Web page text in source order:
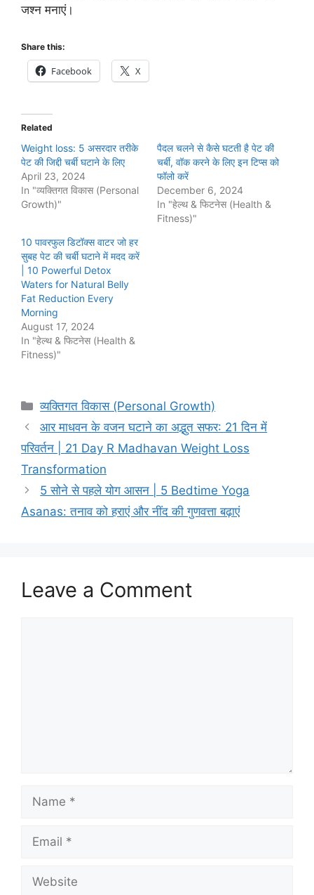
जश्न मनाएं।
Share this:
Facebook X
Related
Weight loss: 5 असरदार तरीके
पेट की जिद्दी चर्बी घटाने के लिए
April 23, 2024
In "व्यक्तिगत विकास (Personal
Growth)"
पैदल चलने से कैसे घटती है पेट की
चर्बी, वॉक करने के लिए इन टिप्स को
फॉलो करें
December 6, 2024
In "हेल्थ & फिटनेस (Health &
Fitness)"
10 पावरफुल डिटॉक्स वाटर जो हर
सुबह पेट की चर्बी घटाने में मदद करें
| 10 Powerful Detox
Waters for Natural Belly
Fat Reduction Every
Morning
August 17, 2024
In "हेल्थ & फिटनेस (Health &
Fitness)"
Categories
व्यक्तिगत विकास (Personal Growth)
आर माधवन के वजन घटाने का अद्भुत सफर: 21 दिन में
परिवर्तन | 21 Day R Madhavan Weight Loss
Transformation
5 सोने से पहले योग आसन | 5 Bedtime Yoga
Asanas: तनाव को हराएं और नींद की गुणवत्ता बढ़ाएं
Leave a Comment